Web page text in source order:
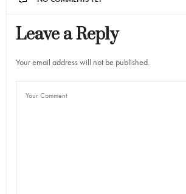
Leave a Reply
Your email address will not be published.